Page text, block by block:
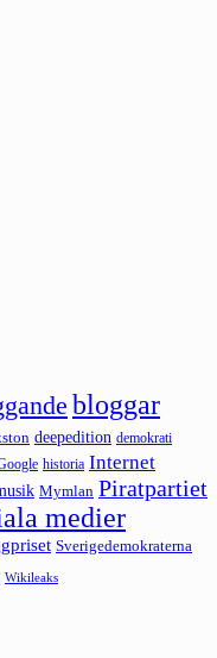
bloggar
deepedition demokrati
historia Internet
Mymlan Piratpartiet
medier
Sverigedemokraterna
Wikileaks